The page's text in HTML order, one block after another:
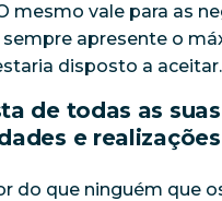
mesmo vale para as
sempre apresente o
disposto a aceitar.
de todas as suas
e realizações
do que ninguém que